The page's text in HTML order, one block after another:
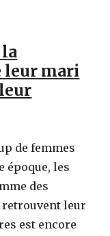
leur mari
de femmes
époque, les
des
retrouvent leur
est encore